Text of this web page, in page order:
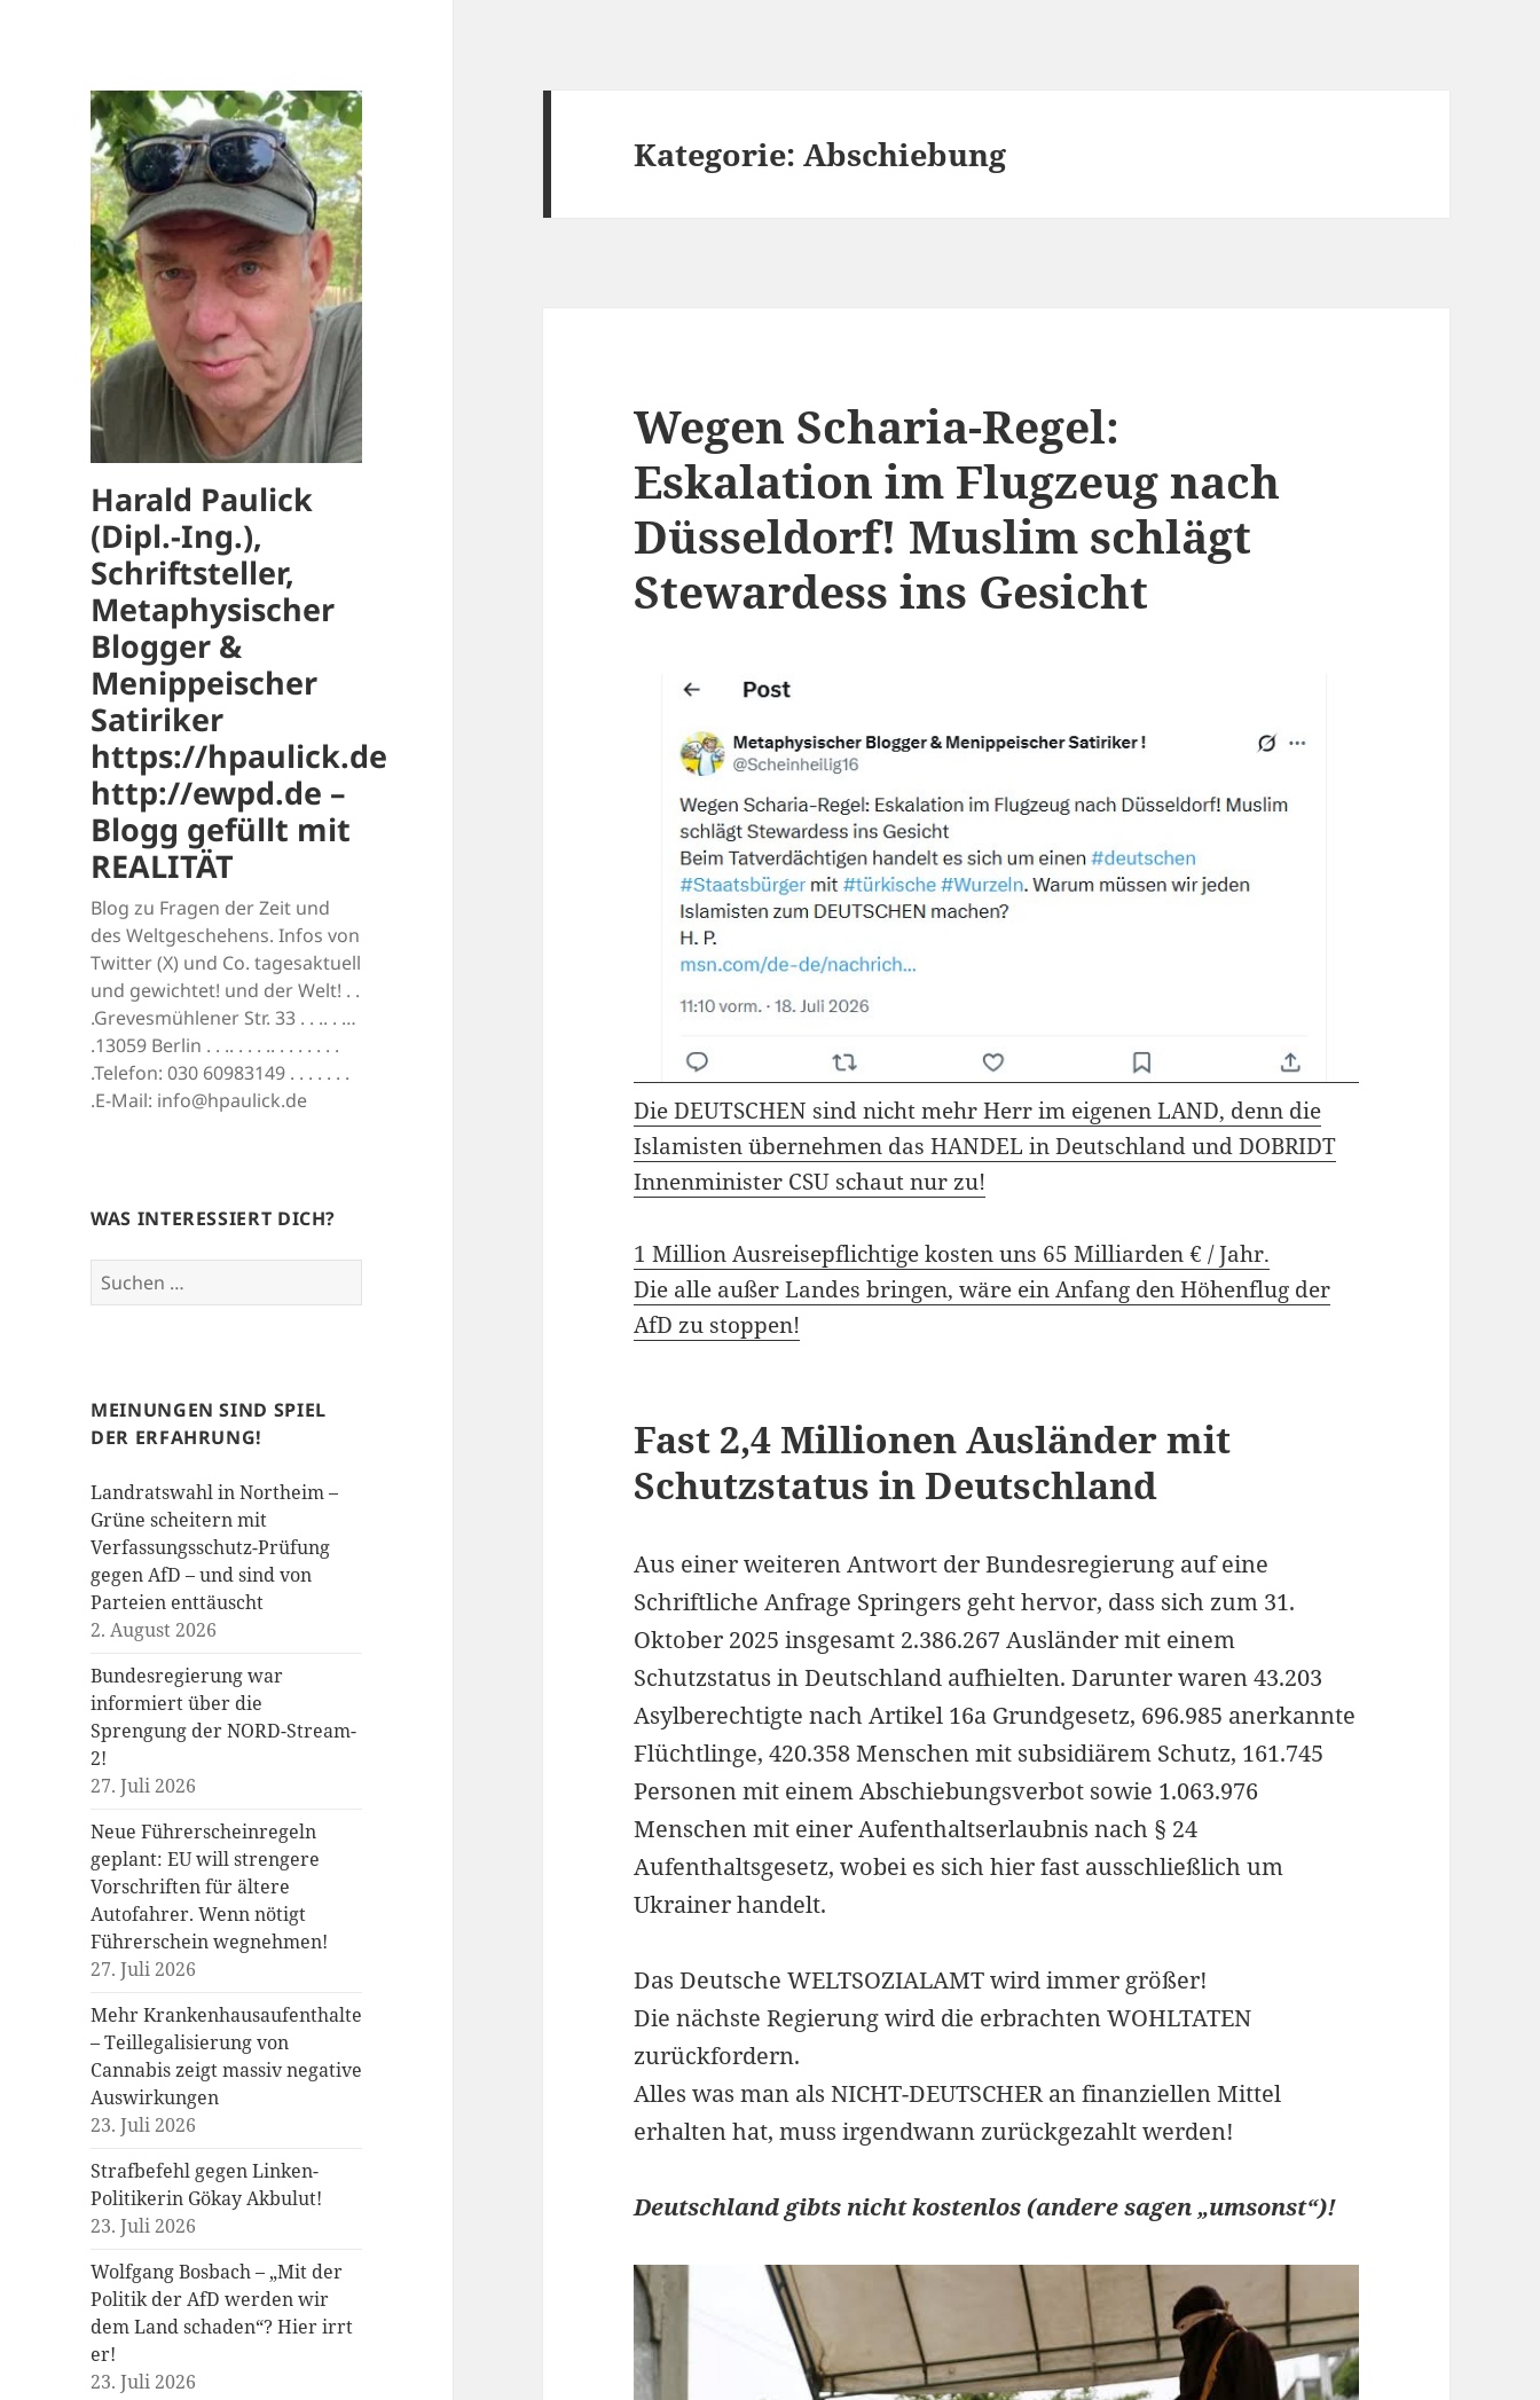
Harald Paulick
(Dipl.-Ing.),
Schriftsteller,
Metaphysischer
Blogger &
Menippeischer
Satiriker
https://hpaulick.de
http://ewpd.de –
Blogg gefüllt mit
REALITÄT
Blog zu Fragen der Zeit und
des Weltgeschehens. Infos von
Twitter (X) und Co. tagesaktuell
und gewichtet! und der Welt! . .
.Grevesmühlener Str. 33 . . .. . …
.13059 Berlin . . .. . . . .. . . . . . . .
.Telefon: 030 60983149 . . . . . . .
.E-Mail: info@hpaulick.de
WAS INTERESSIERT DICH?
Suchen
nach:
MEINUNGEN SIND SPIEL
DER ERFAHRUNG!
Landratswahl in Northeim –
Grüne scheitern mit
Verfassungsschutz-Prüfung
gegen AfD – und sind von
Parteien enttäuscht
2. August 2026
Bundesregierung war
informiert über die
Sprengung der NORD-Stream-
2!
27. Juli 2026
Neue Führerscheinregeln
geplant: EU will strengere
Vorschriften für ältere
Autofahrer. Wenn nötigt
Führerschein wegnehmen!
27. Juli 2026
Mehr Krankenhausaufenthalte
– Teillegalisierung von
Cannabis zeigt massiv negative
Auswirkungen
23. Juli 2026
Strafbefehl gegen Linken-
Politikerin Gökay Akbulut!
23. Juli 2026
Wolfgang Bosbach – „Mit der
Politik der AfD werden wir
dem Land schaden“? Hier irrt
er!
23. Juli 2026
Kategorie:Abschiebung
Wegen Scharia-Regel:
Eskalation im Flugzeug nach
Düsseldorf! Muslim schlägt
Stewardess ins Gesicht
Die DEUTSCHEN sind nicht mehr Herr im eigenen LAND, denn die
Islamisten übernehmen das HANDEL in Deutschland und DOBRIDT
Innenminister CSU schaut nur zu!
1 Million Ausreisepflichtige kosten uns 65 Milliarden € / Jahr.
Die alle außer Landes bringen, wäre ein Anfang den Höhenflug der
AfD zu stoppen!
Fast 2,4 Millionen Ausländer mit
Schutzstatus in Deutschland
Aus einer weiteren Antwort der Bundesregierung auf eine
Schriftliche Anfrage Springers geht hervor, dass sich zum 31.
Oktober 2025 insgesamt 2.386.267 Ausländer mit einem
Schutzstatus in Deutschland aufhielten. Darunter waren 43.203
Asylberechtigte nach Artikel 16a Grundgesetz, 696.985 anerkannte
Flüchtlinge, 420.358 Menschen mit subsidiärem Schutz, 161.745
Personen mit einem Abschiebungsverbot sowie 1.063.976
Menschen mit einer Aufenthaltserlaubnis nach § 24
Aufenthaltsgesetz, wobei es sich hier fast ausschließlich um
Ukrainer handelt.
Das Deutsche WELTSOZIALAMT wird immer größer!
Die nächste Regierung wird die erbrachten WOHLTATEN
zurückfordern.
Alles was man als NICHT-DEUTSCHER an finanziellen Mittel
erhalten hat, muss irgendwann zurückgezahlt werden!
Deutschland gibts nicht kostenlos (andere sagen „umsonst“)!